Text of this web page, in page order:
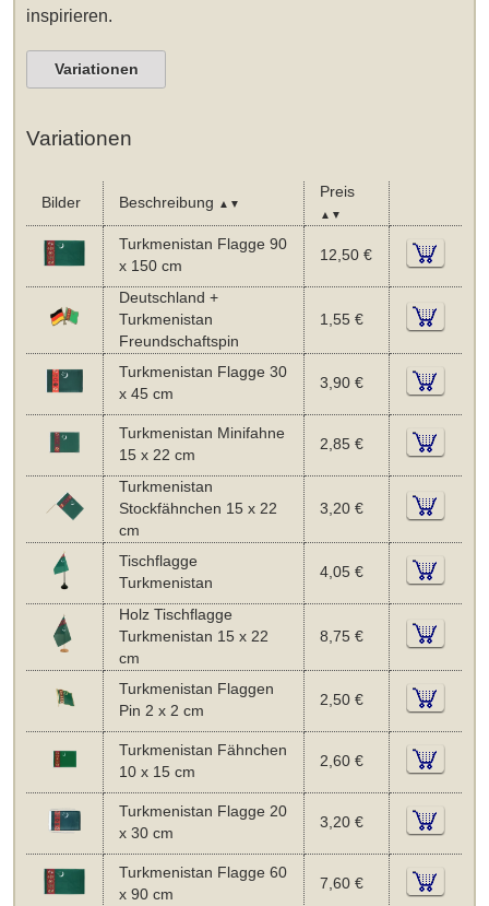
inspirieren.
Variationen
Variationen
Bilder Beschreibung ▲▼
Preis
▲▼
Turkmenistan Flagge 90
x 150 cm
12,50 €
Deutschland +
Turkmenistan
Freundschaftspin
1,55 €
Turkmenistan Flagge 30
x 45 cm
3,90 €
Turkmenistan Minifahne
15 x 22 cm
2,85 €
Turkmenistan
Stockfähnchen 15 x 22
cm
3,20 €
Tischflagge
Turkmenistan
4,05 €
Holz Tischflagge
Turkmenistan 15 x 22
cm
8,75 €
Turkmenistan Flaggen
Pin 2 x 2 cm
2,50 €
Turkmenistan Fähnchen
10 x 15 cm
2,60 €
Turkmenistan Flagge 20
x 30 cm
3,20 €
Turkmenistan Flagge 60
x 90 cm
7,60 €